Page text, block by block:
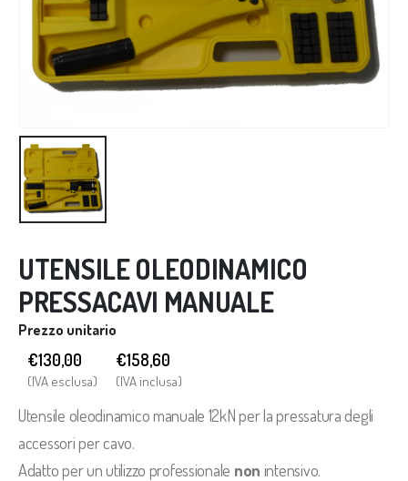
UTENSILE OLEODINAMICO
PRESSACAVI MANUALE
Prezzo unitario
€130,00
(IVA esclusa)
€158,60
(IVA inclusa)
Utensile oleodinamico manuale 12kN per la pressatura degli
accessori per cavo.
Adatto per un utilizzo professionale non intensivo.